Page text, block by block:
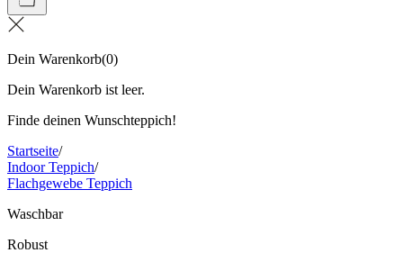
Dein Warenkorb(0)
Dein Warenkorb ist leer.
Finde deinen Wunschteppich!
Startseite/
Indoor Teppich/
Flachgewebe Teppich
Waschbar
Robust